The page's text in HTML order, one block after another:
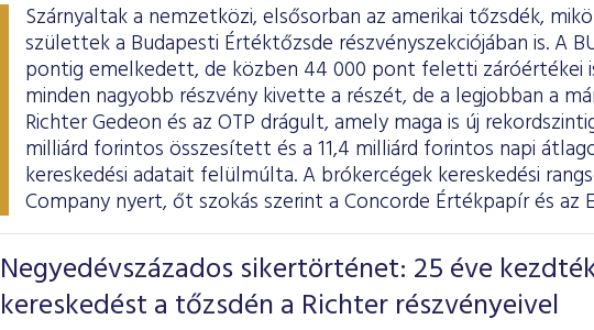
Szárnyaltak a nemzetközi, elsősorban az amerikai tőzsdék,
születtek a Budapesti Értéktőzsde részvényszekciójában is. A
pontig emelkedett, de közben 44 000 pont feletti záróértékei
minden nagyobb részvény kivette a részét, de a legjobban a
Richter Gedeon és az OTP drágult, amely maga is új
milliárd forintos összesített és a 11,4 milliárd forintos napi
kereskedési adatait felülmúlta. A brókercégek kereskedési
Company nyert, őt szokás szerint a Concorde Értékpapír és az
Negyedévszázados sikertörténet: 25 éve
kereskedést a tőzsdén a Richter részvényeivel